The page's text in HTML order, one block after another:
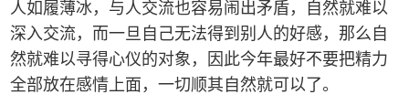
人如履薄冰，与人交流也容易闹出矛盾，自然就难以
深入交流，而一旦自己无法得到别人的好感，那么自
然就难以寻得心仪的对象，因此今年最好不要把精力
全部放在感情上面，一切顺其自然就可以了。